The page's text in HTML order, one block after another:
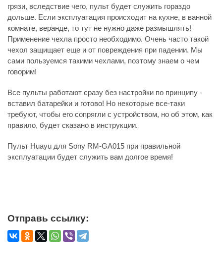
грязи, вследствие чего, пульт будет служить гораздо
дольше. Если эксплуатация происходит на кухне, в ванной
комнате, веранде, то тут не нужно даже размышлять!
Применение чехла просто необходимо. Очень часто такой
чехол защищает еще и от повреждения при падении. Мы
сами пользуемся такими чехлами, поэтому знаем о чем
говорим!
Все пульты работают сразу без настройки по принципу -
вставил батарейки и готово! Но некоторые все-таки
требуют, чтобы его сопрягли с устройством, но об этом, как
правило, будет сказано в инструкции.
Пульт Huayu для Sony RM-GA015 при правильной
эксплуатации будет служить вам долгое время!
Отправь ссылку: